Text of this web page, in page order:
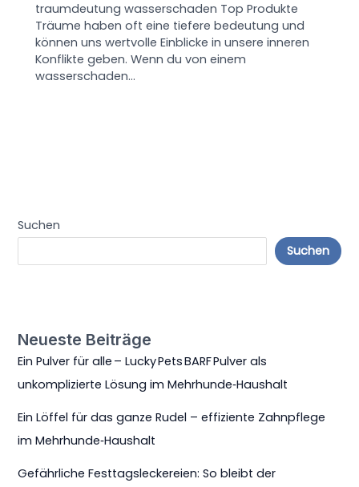
traumdeutung wasserschaden Top Produkte
Träume haben oft eine tiefere bedeutung und
können uns wertvolle Einblicke in unsere inneren
Konflikte geben. Wenn du von einem
wasserschaden…
Suchen
Suchen
Neueste Beiträge
Ein Pulver für alle – Lucky Pets BARF Pulver als
unkomplizierte Lösung im Mehrhunde‑Haushalt
Ein Löffel für das ganze Rudel – effiziente Zahnpflege
im Mehrhunde‑Haushalt
Gefährliche Festtagsleckereien: So bleibt der